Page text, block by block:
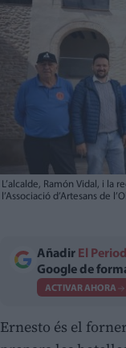
L’alcalde, Ramón Vidal, i la
l’Associació d’Artesans de
Añadir El
Google de
ACTIVAR AHORA
Ernesto és el